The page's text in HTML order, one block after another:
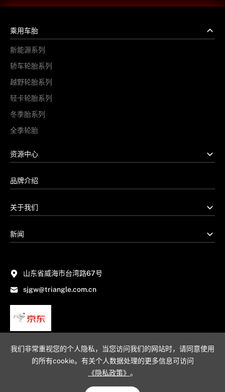
我们非常重视您的个人隐私，当您访问我们的网站时，请同意使用
的所有cookie。有关个人数据处理的更多信息可访问
《隐私政策》 。
乘用车胎
新能源系列
轿车轮胎系列
越野轮胎系列
轻卡轮胎系列
冬季胎系列
全季轮胎
资源中心
品牌介绍
关于我们
新闻
山东省威海市台湾路67号
sjgw@triangle.com.cn